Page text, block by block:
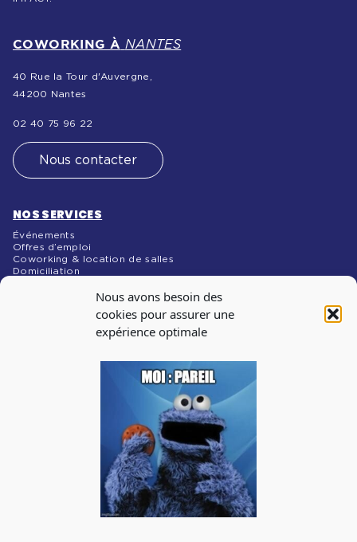
Nous avons besoin des
cookies pour assurer une
expérience optimale
COWORKING À NANTES
40 Rue la Tour d'Auvergne,
44200 Nantes
02 40 75 96 22
Nous contacter
NOS SERVICES
Événements
Offres d’emploi
Coworking & location de salles
Domiciliation
Abonnez-vous à notre newsletter pour recevoir les infos
sur les évènements, les offres d’emploi
J'accepte de recevoir la newsletter de La Cantine et je prends
connaissance de lapolitique de confidentialité.
Vous pouvez à tout moment utiliser le lien de désabonnement